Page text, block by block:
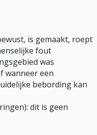
is gemaakt, roept
fout
was
wanneer een
bebording kan
dit is geen